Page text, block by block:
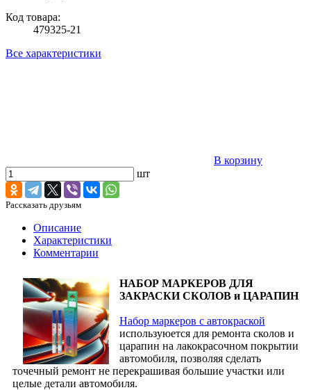
Код товара:
479325-21
Все характеристики
В корзину
шт
Рассказать друзьям
Описание
Характеристики
Комментарии
НАБОР МАРКЕРОВ ДЛЯ
ЗАКРАСКИ СКОЛОВ и ЦАРАПИН
Набор маркеров с автокраской
используюется для ремонта сколов и
царапин на лакокрасочном покрытии
автомобиля, позволяя сделать
точечный ремонт не перекрашивая большие участки или
целые детали автомобиля.